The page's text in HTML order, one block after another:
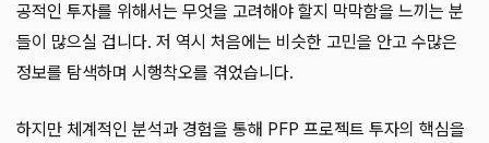
공적인 투자를 위해서는 무엇을 고려해야 할지 막막함을 느끼는 분
들이 많으실 겁니다. 저 역시 처음에는 비슷한 고민을 안고 수많은
정보를 탐색하며 시행착오를 겪었습니다.
하지만 체계적인 분석과 경험을 통해 PFP 프로젝트 투자의 핵심을